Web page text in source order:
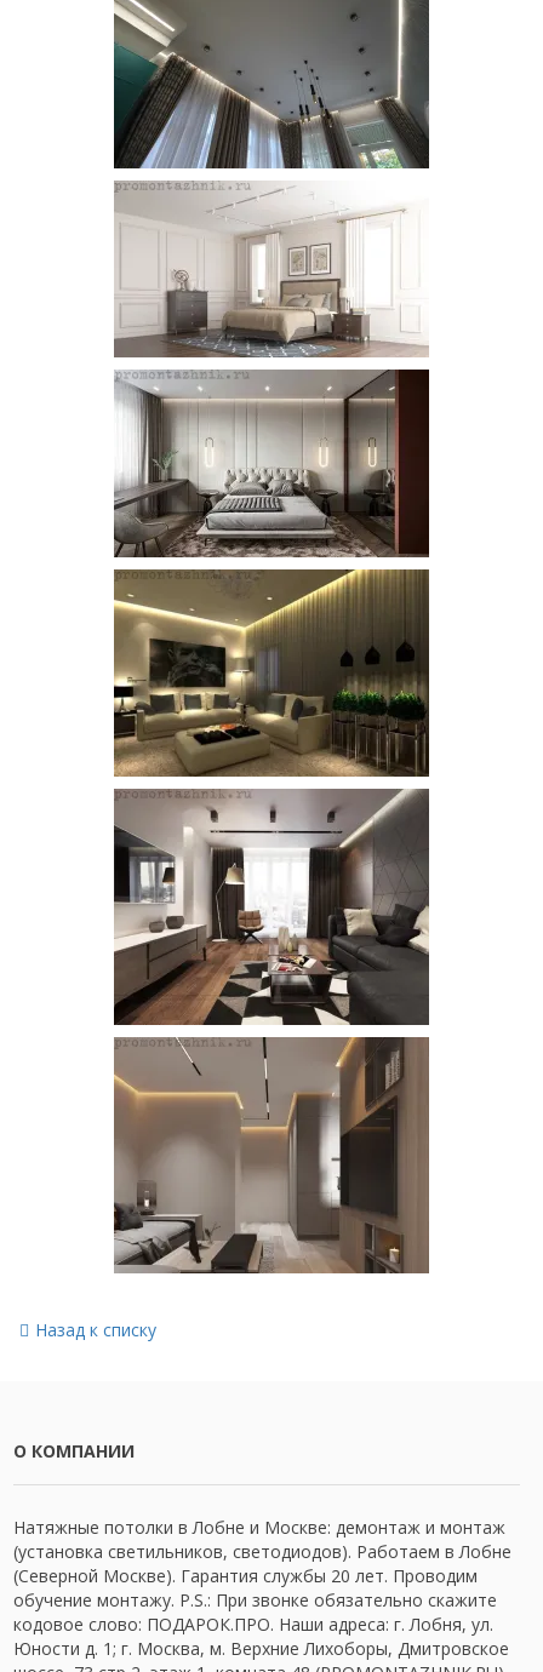
Назад к списку
О КОМПАНИИ
Натяжные потолки в Лобне и Москве: демонтаж и монтаж
(установка светильников, светодиодов). Работаем в Лобне
(Северной Москве). Гарантия службы 20 лет. Проводим
обучение монтажу. P.S.: При звонке обязательно скажите
кодовое слово: ПОДАРОК.ПРО. Наши адреса: г. Лобня, ул.
Юности д. 1; г. Москва, м. Верхние Лихоборы, Дмитровское